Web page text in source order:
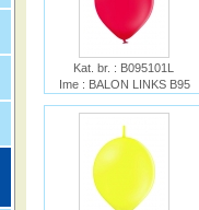
Kat. br. : B095101L
Ime : BALON LINKS B95